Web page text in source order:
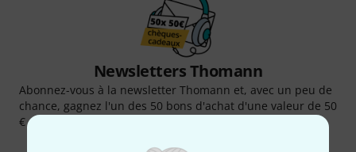
Newsletters Thomann
Abonnez-vous à la newsletter Thomann et, avec un peu de
chance, gagnez l'un des 50 bons d'achat d'une valeur de 50
€ chacun!
Articles inspirants
Deals